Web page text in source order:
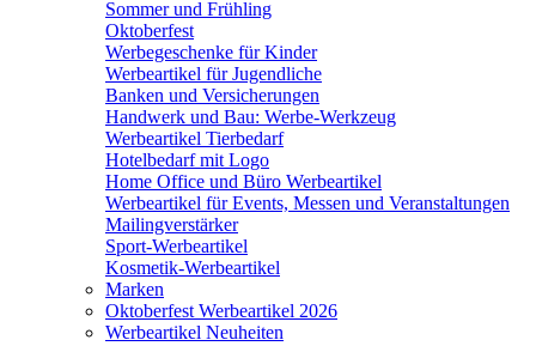
Sommer und Frühling
Oktoberfest
Werbegeschenke für Kinder
Werbeartikel für Jugendliche
Banken und Versicherungen
Handwerk und Bau: Werbe-Werkzeug
Werbeartikel Tierbedarf
Hotelbedarf mit Logo
Home Office und Büro Werbeartikel
Werbeartikel für Events, Messen und Veranstaltungen
Mailingverstärker
Sport-Werbeartikel
Kosmetik-Werbeartikel
Marken
Oktoberfest Werbeartikel 2026
Werbeartikel Neuheiten